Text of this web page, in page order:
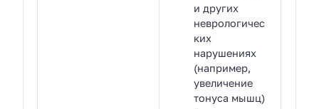
и других
неврологичес
ких
нарушениях
(например,
увеличение
тонуса мышц)